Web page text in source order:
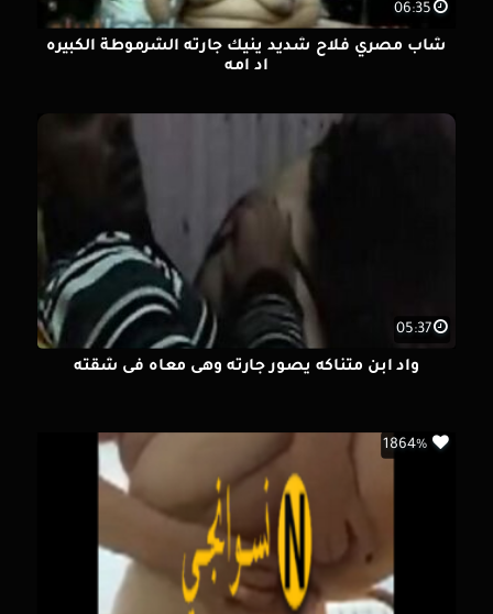
06:35
شاب مصري فلاح شديد ينيك جارته الشرموطة الكبيره
اد امه
05:37
واد ابن متناكه يصور جارته وهى معاه فى شقته
1864%